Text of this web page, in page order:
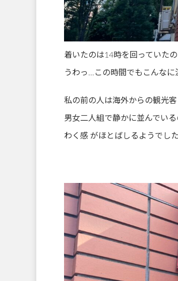
着いたのは14時を回っていた
うわっ…この時間でもこんなに
私の前の人は海外からの観光
男女二人組で静かに並んでい
わく感 がほとばしるようでした